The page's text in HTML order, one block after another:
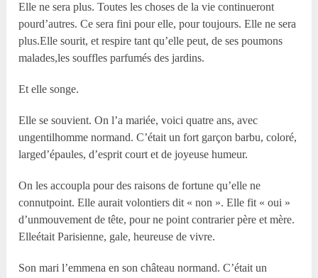
Elle ne sera plus. Toutes les choses de la vie continueront
pourd’autres. Ce sera fini pour elle, pour toujours. Elle ne sera
plus.Elle sourit, et respire tant qu’elle peut, de ses poumons
malades,les souffles parfumés des jardins.
Et elle songe.
Elle se souvient. On l’a mariée, voici quatre ans, avec
ungentilhomme normand. C’était un fort garçon barbu, coloré,
larged’épaules, d’esprit court et de joyeuse humeur.
On les accoupla pour des raisons de fortune qu’elle ne
connutpoint. Elle aurait volontiers dit « non ». Elle fit « oui »
d’unmouvement de tête, pour ne point contrarier père et mère.
Elleétait Parisienne, gale, heureuse de vivre.
Son mari l’emmena en son château normand. C’était un